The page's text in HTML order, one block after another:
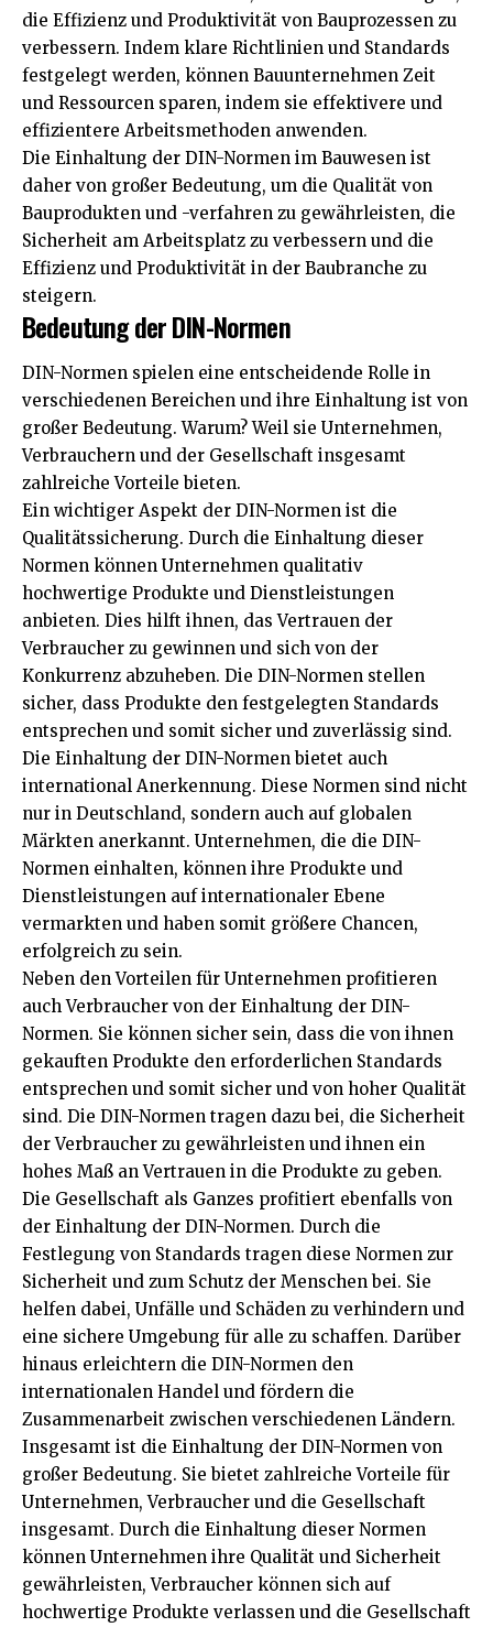
die Effizienz und Produktivität von Bauprozessen zu
verbessern. Indem klare Richtlinien und Standards
festgelegt werden, können Bauunternehmen Zeit
und Ressourcen sparen, indem sie effektivere und
effizientere Arbeitsmethoden anwenden.
Die Einhaltung der DIN-Normen im Bauwesen ist
daher von großer Bedeutung, um die Qualität von
Bauprodukten und -verfahren zu gewährleisten, die
Sicherheit am Arbeitsplatz zu verbessern und die
Effizienz und Produktivität in der Baubranche zu
steigern.
Bedeutung der DIN-Normen
DIN-Normen spielen eine entscheidende Rolle in
verschiedenen Bereichen und ihre Einhaltung ist von
großer Bedeutung. Warum? Weil sie Unternehmen,
Verbrauchern und der Gesellschaft insgesamt
zahlreiche Vorteile bieten.
Ein wichtiger Aspekt der DIN-Normen ist die
Qualitätssicherung. Durch die Einhaltung dieser
Normen können Unternehmen qualitativ
hochwertige Produkte und Dienstleistungen
anbieten. Dies hilft ihnen, das Vertrauen der
Verbraucher zu gewinnen und sich von der
Konkurrenz abzuheben. Die DIN-Normen stellen
sicher, dass Produkte den festgelegten Standards
entsprechen und somit sicher und zuverlässig sind.
Die Einhaltung der DIN-Normen bietet auch
international Anerkennung. Diese Normen sind nicht
nur in Deutschland, sondern auch auf globalen
Märkten anerkannt. Unternehmen, die die DIN-
Normen einhalten, können ihre Produkte und
Dienstleistungen auf internationaler Ebene
vermarkten und haben somit größere Chancen,
erfolgreich zu sein.
Neben den Vorteilen für Unternehmen profitieren
auch Verbraucher von der Einhaltung der DIN-
Normen. Sie können sicher sein, dass die von ihnen
gekauften Produkte den erforderlichen Standards
entsprechen und somit sicher und von hoher Qualität
sind. Die DIN-Normen tragen dazu bei, die Sicherheit
der Verbraucher zu gewährleisten und ihnen ein
hohes Maß an Vertrauen in die Produkte zu geben.
Die Gesellschaft als Ganzes profitiert ebenfalls von
der Einhaltung der DIN-Normen. Durch die
Festlegung von Standards tragen diese Normen zur
Sicherheit und zum Schutz der Menschen bei. Sie
helfen dabei, Unfälle und Schäden zu verhindern und
eine sichere Umgebung für alle zu schaffen. Darüber
hinaus erleichtern die DIN-Normen den
internationalen Handel und fördern die
Zusammenarbeit zwischen verschiedenen Ländern.
Insgesamt ist die Einhaltung der DIN-Normen von
großer Bedeutung. Sie bietet zahlreiche Vorteile für
Unternehmen, Verbraucher und die Gesellschaft
insgesamt. Durch die Einhaltung dieser Normen
können Unternehmen ihre Qualität und Sicherheit
gewährleisten, Verbraucher können sich auf
hochwertige Produkte verlassen und die Gesellschaft